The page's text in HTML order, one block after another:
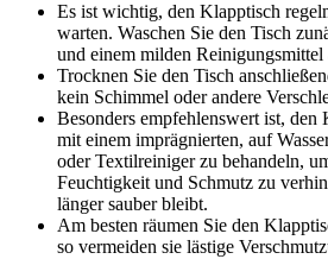
Es ist wichtig, den Klapptisch
warten. Waschen Sie den Tisch
und einem milden Reinigungsmittel
Trocknen Sie den Tisch
kein Schimmel oder andere
Besonders empfehlenswert ist, den
mit einem imprägnierten, auf
oder Textilreiniger zu behandeln,
Feuchtigkeit und Schmutz zu
länger sauber bleibt.
Am besten räumen Sie den
so vermeiden sie lästige